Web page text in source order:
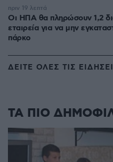
Οι ΗΠΑ θα πληρώσουν 1,2
εταιρεία για να μην
πάρκο
πριν 19 λεπτά
ΔΕΙΤΕ ΟΛΕΣ ΤΙΣ
ΤΑ ΠΙΟ